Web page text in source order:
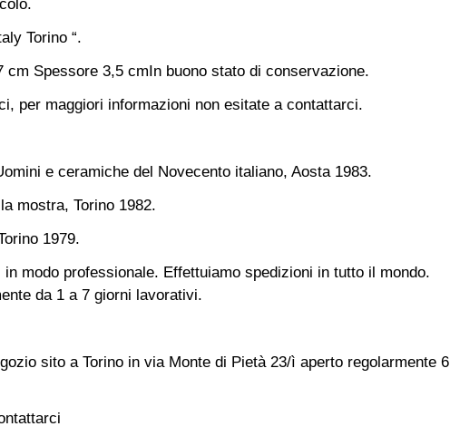
Torino “.
cm Spessore 3,5 cmIn buono stato di conservazione.
per maggiori informazioni non esitate a contattarci.
e ceramiche del Novecento italiano, Aosta 1983.
mostra, Torino 1982.
1979.
modo professionale. Effettuiamo spedizioni in tutto il mondo.
da 1 a 7 giorni lavorativi.
sito a Torino in via Monte di Pietà 23/ì aperto regolarmente 6